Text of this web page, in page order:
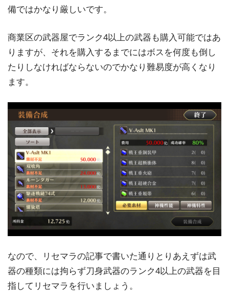
備ではかなり厳しいです。
商業区の武器屋でランク4以上の武器も購入可能ではあ
りますが、それを購入するまでにはボスを何度も倒し
たりしなければならないのでかなり難易度が高くなり
ます。
なので、リセマラの記事で書いた通りとりあえずは武
器の種類には拘らず刀身武器のランク4以上の武器を目
指してリセマラを行いましょう。